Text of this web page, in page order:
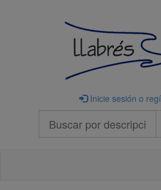
Inicie sesión o